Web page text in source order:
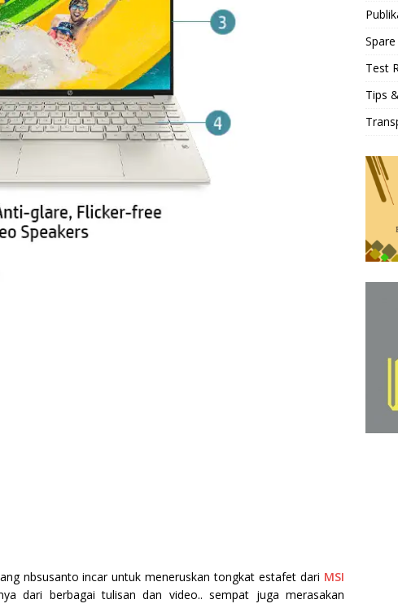
nbsusanto incar untuk meneruskan tongkat estafet dari MSI
dari berbagai tulisan dan video.. sempat juga merasakan
Test
Tips